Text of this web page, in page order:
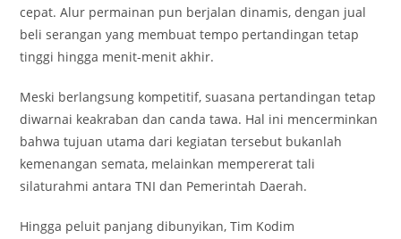
cepat. Alur permainan pun berjalan dinamis, dengan jual
beli serangan yang membuat tempo pertandingan tetap
tinggi hingga menit-menit akhir.
Meski berlangsung kompetitif, suasana pertandingan tetap
diwarnai keakraban dan canda tawa. Hal ini mencerminkan
bahwa tujuan utama dari kegiatan tersebut bukanlah
kemenangan semata, melainkan mempererat tali
silaturahmi antara TNI dan Pemerintah Daerah.
Hingga peluit panjang dibunyikan, Tim Kodim